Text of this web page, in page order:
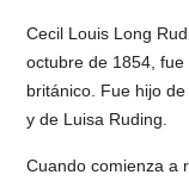
Cecil Louis Long
octubre de 1854,
británico. Fue hijo
y de Luisa Ruding.
Cuando comienza a